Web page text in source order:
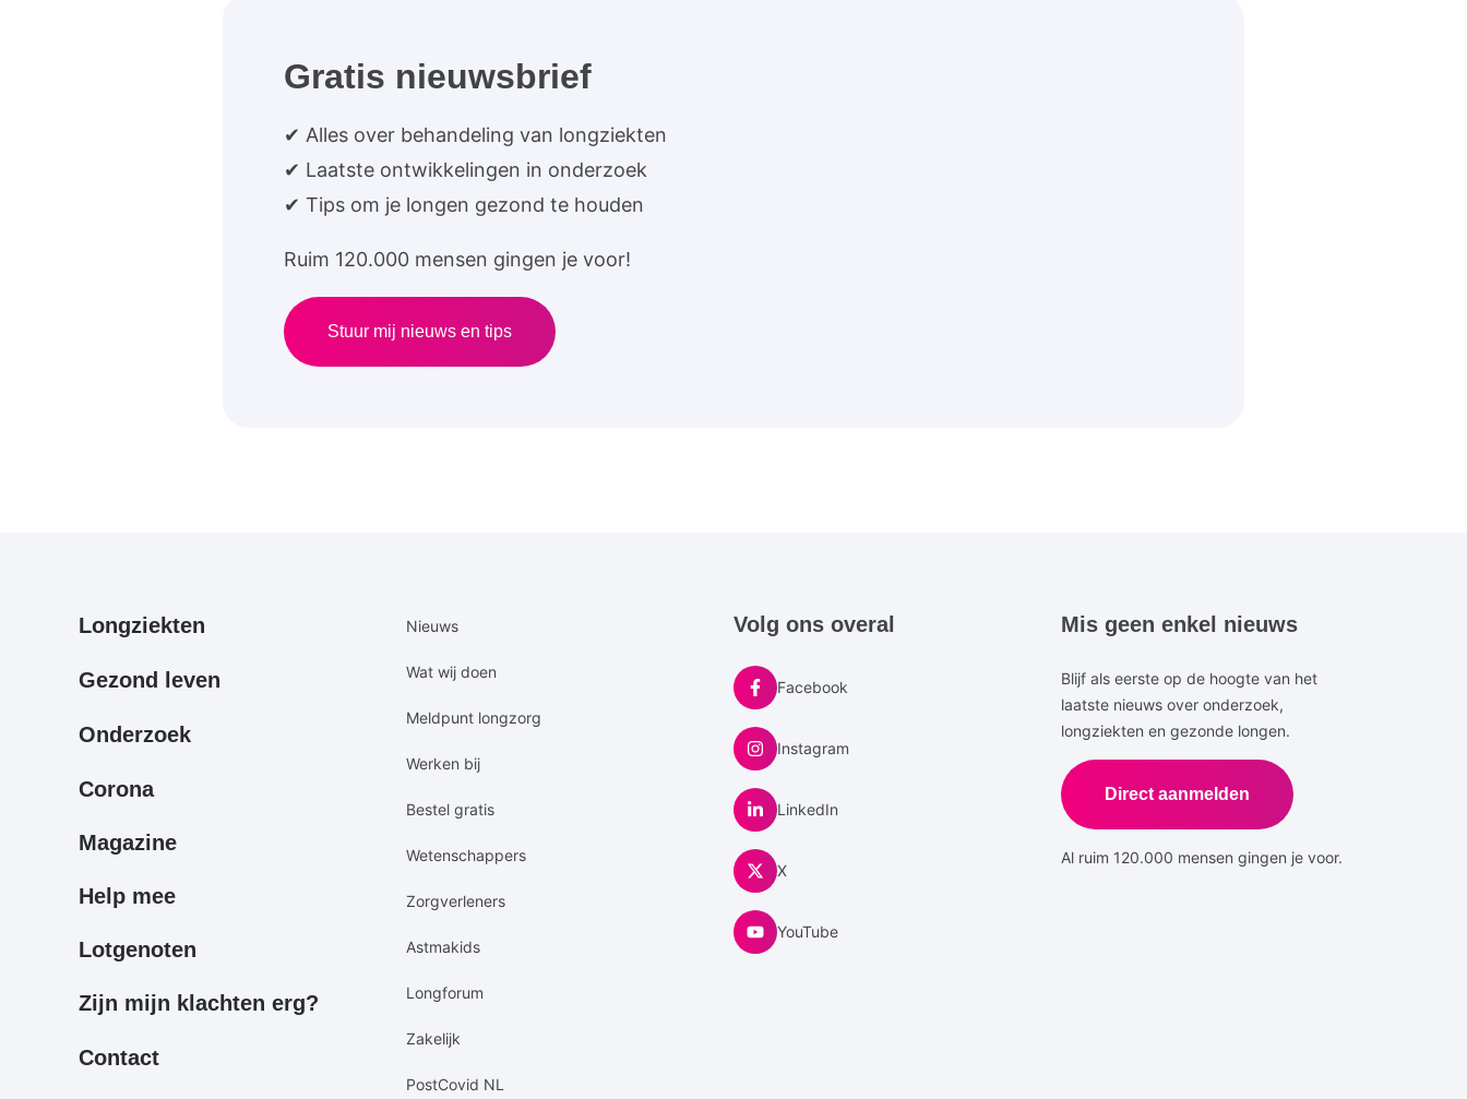
Gratis nieuwsbrief
✔ Alles over behandeling van longziekten
✔ Laatste ontwikkelingen in onderzoek
✔ Tips om je longen gezond te houden
Ruim 120.000 mensen gingen je voor!
Stuur mij nieuws en tips
Primair
Longziekten
Gezond leven
Onderzoek
Corona
Magazine
Help mee
Lotgenoten
Zijn mijn klachten erg?
Contact
Secundaire
Nieuws
Wat wij doen
Meldpunt longzorg
Werken bij
Bestel gratis
Wetenschappers
Zorgverleners
Astmakids
Longforum
Zakelijk
PostCovid NL
Volg ons overal
Facebook
Instagram
LinkedIn
X
YouTube
Mis geen enkel nieuws
Blijf als eerste op de hoogte van het
laatste nieuws over onderzoek,
longziekten en gezonde longen.
Direct aanmelden
Al ruim 120.000 mensen gingen je voor.